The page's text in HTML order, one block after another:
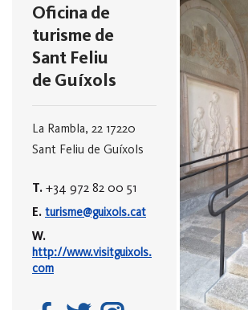
Oficina de
turisme de
Sant Feliu
de Guíxols
La Rambla, 22 17220
Sant Feliu de Guíxols
T. +34 972 82 00 51
E. turisme@guixols.cat
W.
http://www.visitguixols.
com